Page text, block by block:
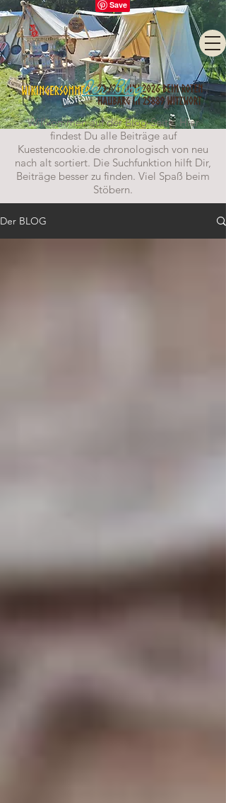
Der Blog
Willkommen auf der Blog-Seite. Hier
findest Du alle Beiträge auf
Kuestencookie.de chronologisch von neu
nach alt sortiert. Die Suchfunktion hilft Dir,
Beiträge besser zu finden. Viel Spaß beim
Stöbern.
Der BLOG